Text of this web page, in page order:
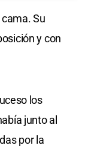
Su
y con
los
junto al
por la